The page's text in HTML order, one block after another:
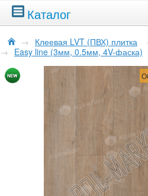
Каталог
→ Клеевая LVT (ПВХ) плитка
→ Easy line (3мм, 0.5мм, 4V-фаска)